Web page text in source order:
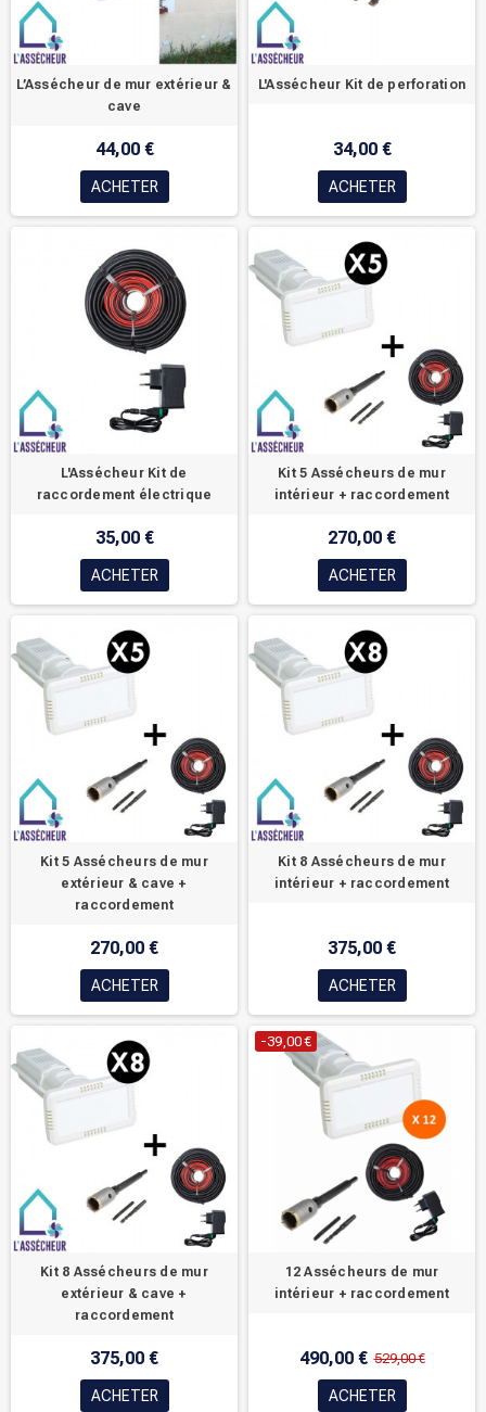
L’Assécheur de mur extérieur &
cave
44,00 €
ACHETER
L'Assécheur Kit de perforation
34,00 €
ACHETER
L'Assécheur Kit de
raccordement électrique
35,00 €
ACHETER
Kit 5 Assécheurs de mur
intérieur + raccordement
270,00 €
ACHETER
Kit 5 Assécheurs de mur
extérieur & cave +
raccordement
270,00 €
ACHETER
Kit 8 Assécheurs de mur
intérieur + raccordement
375,00 €
ACHETER
Kit 8 Assécheurs de mur
extérieur & cave +
raccordement
375,00 €
ACHETER
-39,00 €
12 Assécheurs de mur
intérieur + raccordement
490,00 € 529,00 €
ACHETER